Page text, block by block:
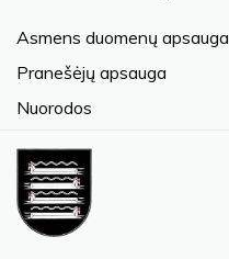
Asmens duomenų apsauga
Pranešėjų apsauga
Nuorodos